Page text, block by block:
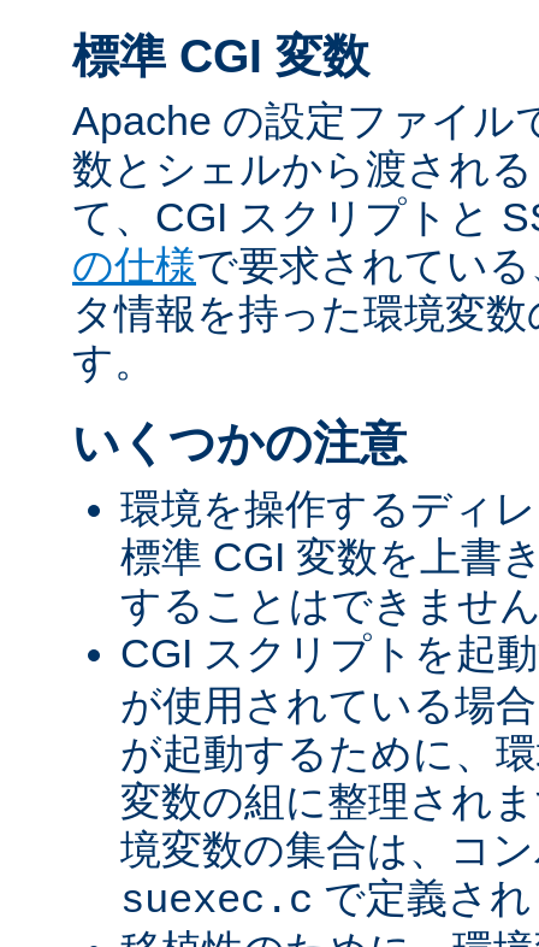
標準 CGI 変数
Apache の設定ファイル
数とシェルから渡され
て、CGI スクリプトと
の仕様で要求されてい
タ情報を持った環境変
す。
いくつかの注意
環境を操作するディ
標準 CGI 変数を上書
することはできませ
CGI スクリプトを起
が使用されている場
が起動するために、
変数の組に整理され
境変数の集合は、コ
suexec.c で定義さ